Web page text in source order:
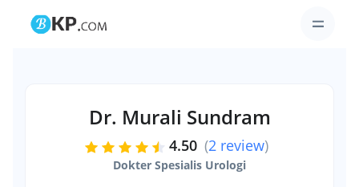
Dr. Murali Sundram
4.50 (2 review)
Dokter Spesialis Urologi